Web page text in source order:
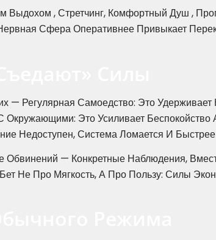
, Стретчинг, Комфортный Душ ,
Сфера Оперативнее Привыкает
Регулярная Самоедство: Это Удерживает
Это Усиливает Беспокойство
Недоступен, Система Ломается И
Обвинений — Конкретные Наблюдения,
Не Про Мягкость, А Про Пользу: Силы